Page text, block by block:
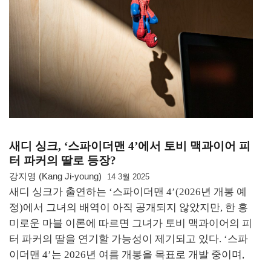
새디 싱크, ‘스파이더맨 4’에서 토비 맥과이어 피
터 파커의 딸로 등장?
강지영 (Kang Ji-young) 14 3월 2025
새디 싱크가 출연하는 ‘스파이더맨 4’(2026년 개봉 예
정)에서 그녀의 배역이 아직 공개되지 않았지만, 한 흥
미로운 마블 이론에 따르면 그녀가 토비 맥과이어의 피
터 파커의 딸을 연기할 가능성이 제기되고 있다. ‘스파
이더맨 4’는 2026년 여름 개봉을 목표로 개발 중이며,